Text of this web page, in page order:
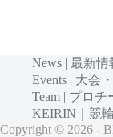
News | 最新情
Events | 大会
Team | プロチ
KEIRIN｜競輪
Copyright © 2026 -